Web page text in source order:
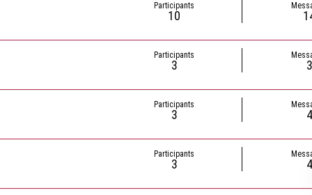
Participants
10
Participants
3 3
Participants
3 4
Participants
3 4